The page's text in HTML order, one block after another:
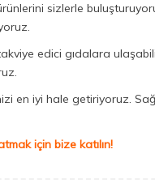
sizlerle
edici gıdalara
en iyi hale getiriyoruz.
için bize katılın!